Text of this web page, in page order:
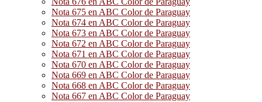
Nota 675 en ABC Color de Paraguay
Nota 674 en ABC Color de Paraguay
Nota 673 en ABC Color de Paraguay
Nota 672 en ABC Color de Paraguay
Nota 671 en ABC Color de Paraguay
Nota 670 en ABC Color de Paraguay
Nota 669 en ABC Color de Paraguay
Nota 668 en ABC Color de Paraguay
Nota 667 en ABC Color de Paraguay